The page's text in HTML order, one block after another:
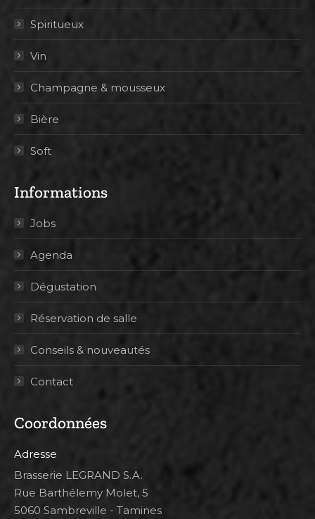
Spiritueux
Vin
Champagne & mousseux
Bière
Soft
Informations
Jobs
Agenda
Dégustation
Réservation de salle
Conseils & nouveautés
Contact
Coordonnées
Adresse
Brasserie LEGRAND S.A.
Rue Barthélemy Molet, 5
5060 Sambreville - Tamines